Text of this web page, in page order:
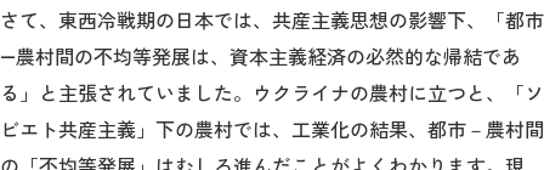
さて、東西冷戦期の日本では、共産主義思想の影響下、「都市
―農村間の不均等発展は、資本主義経済の必然的な帰結であ
る」と主張されていました。ウクライナの農村に立つと、「ソ
ビエト共産主義」下の農村では、工業化の結果、都市－農村間